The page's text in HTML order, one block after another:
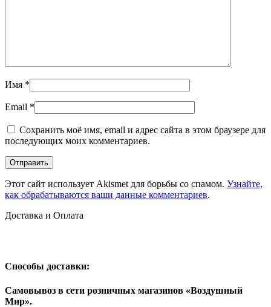
Имя *
Email *
Сохранить моё имя, email и адрес сайта в этом браузере для
последующих моих комментариев.
Этот сайт использует Akismet для борьбы со спамом. Узнайте,
как обрабатываются ваши данные комментариев.
Доставка и Оплата
Способы доставки:
Самовывоз в сети розничных магазинов «Воздушный
Мир».